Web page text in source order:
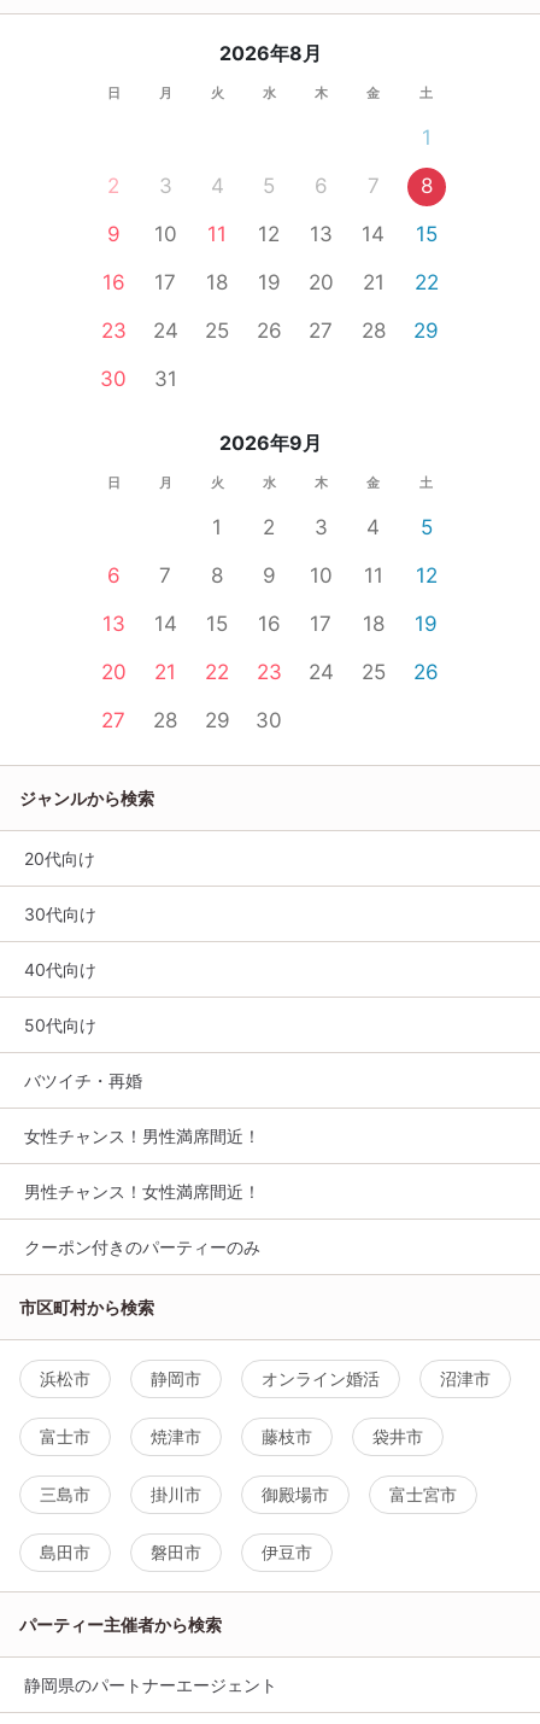
2026年8月
日 月 火 水 木 金 土
1
2
3 4 5 6 7
8
9
10 11 12 13 14
15
16
17 18 19 20 21
22
23
24 25 26 27 28
29
30
31
2026年9月
日 月 火 水 木 金 土
1 2 3 4
5
6
7 8 9 10 11
12
13
14 15 16 17 18
19
20
21 22 23 24 25
26
27
28 29 30
ジャンルから検索
20代向け
30代向け
40代向け
50代向け
バツイチ・再婚
女性チャンス！男性満席間近！
男性チャンス！女性満席間近！
クーポン付きのパーティーのみ
市区町村から検索
浜松市 静岡市 オンライン婚活 沼津市
富士市 焼津市 藤枝市 袋井市
三島市 掛川市 御殿場市 富士宮市
島田市 磐田市 伊豆市
パーティー主催者から検索
静岡県のパートナーエージェント